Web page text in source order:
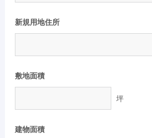
新規用地住所
敷地面積
坪
建物面積